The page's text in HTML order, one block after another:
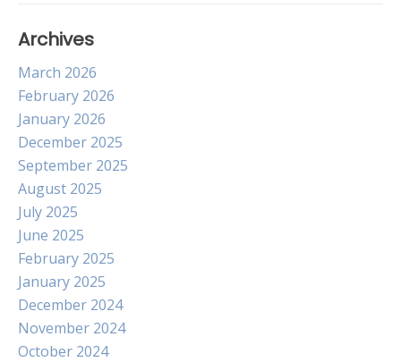
Archives
March 2026
February 2026
January 2026
December 2025
September 2025
August 2025
July 2025
June 2025
February 2025
January 2025
December 2024
November 2024
October 2024